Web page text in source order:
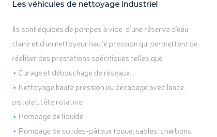
Les véhicules de nettoyage industriel
Ils sont équipés de pompes à vide, d’une réserve d’eau
claire et d’un nettoyeur haute pression qui permettent de
réaliser des prestations spécifiques telles que :
Curage et débouchage de réseaux…
Nettoyage haute pression ou décapage avec lance,
pistolet, tête rotative
Pompage de liquide
Pompage de solides-pâteux (boue, sables, charbons